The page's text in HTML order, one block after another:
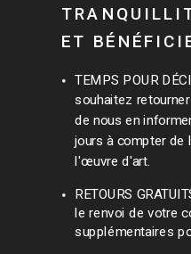
ET
TEMPS POUR
souhaitez
de nous en
jours à compter de
l'œuvre d'art.
RETOURS
le renvoi de votre
supplémentaires